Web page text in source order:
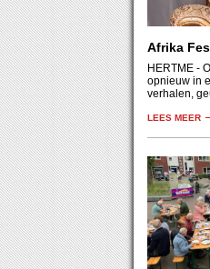
Afrika
HERTME -
opnieuw in
verhalen,
LEES MEER